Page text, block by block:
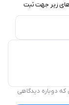
زیر جهت ثبت
که دوباره دیدگاهی